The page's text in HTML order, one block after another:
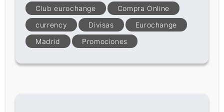
Club eurochange
Compra Online
currency
Divisas
Eurochange
Madrid
Promociones